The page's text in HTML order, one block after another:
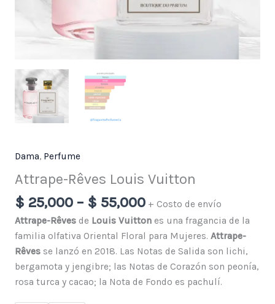
Dama, Perfume
Attrape-Rêves Louis Vuitton
$ 25,000 – $ 55,000 + Costo de envío
Attrape-Rêvesde Louis Vuittones una fragancia de la
familia olfativa Oriental Floral para Mujeres. Attrape-
Rêvesse lanzó en 2018. Las Notas de Salida son lichi,
bergamota y jengibre; las Notas de Corazón son peonía,
rosa turca y cacao; la Nota de Fondo es pachulí.